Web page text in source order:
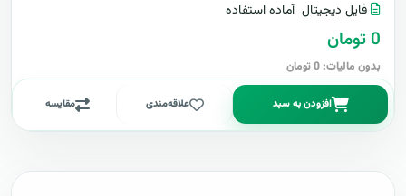
فایل دیجیتال آماده استفاده
0 تومان
بدون مالیات: 0 تومان
افزودن به سبد علاقه‌مندی مقایسه